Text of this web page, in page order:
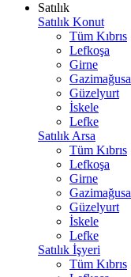
Satılık
Satılık Konut
Tüm Kıbrıs
Lefkoşa
Girne
Gazimağusa
Güzelyurt
İskele
Lefke
Satılık Arsa
Tüm Kıbrıs
Lefkoşa
Girne
Gazimağusa
Güzelyurt
İskele
Lefke
Satılık İşyeri
Tüm Kıbrıs